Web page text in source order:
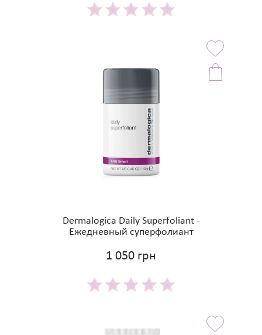
Dermalogica Daily Superfoliant -
Ежедневный суперфолиант
1 050 грн